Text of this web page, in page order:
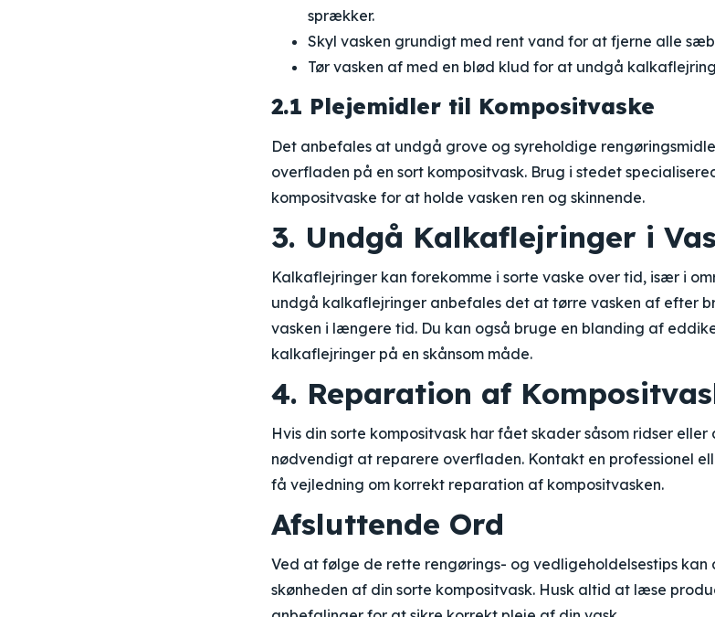
sprækker.
Skyl vasken grundigt med rent vand for at fjerne alle
Tør vasken af med en blød klud for at undgå
2.1 Plejemidler til Kompositvaske
Det anbefales at undgå grove og syreholdige
overfladen på en sort kompositvask. Brug i stedet
kompositvaske for at holde vasken ren og skinnende.
3. Undgå Kalkaflejringer i
Kalkaflejringer kan forekomme i sorte vaske over tid, især i
undgå kalkaflejringer anbefales det at tørre vasken af efter
vasken i længere tid. Du kan også bruge en blanding af
kalkaflejringer på en skånsom måde.
4. Reparation af
Hvis din sorte kompositvask har fået skader såsom ridser
nødvendigt at reparere overfladen. Kontakt en professionel
få vejledning om korrekt reparation af kompositvasken.
Afsluttende Ord
Ved at følge de rette rengørings- og vedligeholdelsestips
skønheden af din sorte kompositvask. Husk altid at læse